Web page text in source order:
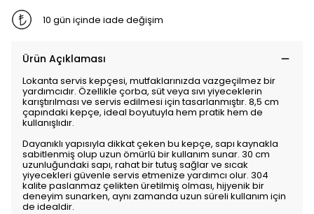
10 gün içinde iade değişim
Ürün Açıklaması
Lokanta servis kepçesi, mutfaklarınızda vazgeçilmez bir
yardımcıdır. Özellikle çorba, süt veya sıvı yiyeceklerin
karıştırılması ve servis edilmesi için tasarlanmıştır. 8,5 cm
çapındaki kepçe, ideal boyutuyla hem pratik hem de
kullanışlıdır.
Dayanıklı yapısıyla dikkat çeken bu kepçe, sapı kaynakla
sabitlenmiş olup uzun ömürlü bir kullanım sunar. 30 cm
uzunluğundaki sapı, rahat bir tutuş sağlar ve sıcak
yiyecekleri güvenle servis etmenize yardımcı olur. 304
kalite paslanmaz çelikten üretilmiş olması, hijyenik bir
deneyim sunarken, aynı zamanda uzun süreli kullanım için
de idealdir.